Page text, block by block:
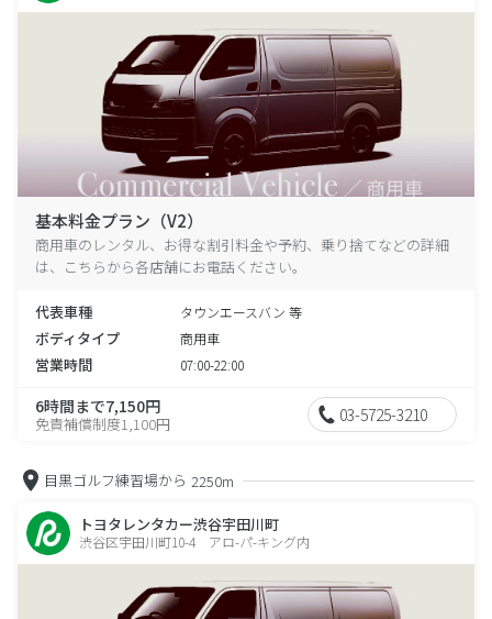
基本料金プラン（V2）
商用車のレンタル、お得な割引料金や予約、乗り捨てなどの詳細
は、こちらから各店舗にお電話ください。
代表車種 タウンエースバン 等
ボディタイプ 商用車
営業時間 07:00-22:00
6時間まで7,150円
免責補償制度1,100円 03-5725-3210
目黒ゴルフ練習場から 2250m
トヨタレンタカー渋谷宇田川町
渋谷区宇田川町10-4 アロ-パ-キング内